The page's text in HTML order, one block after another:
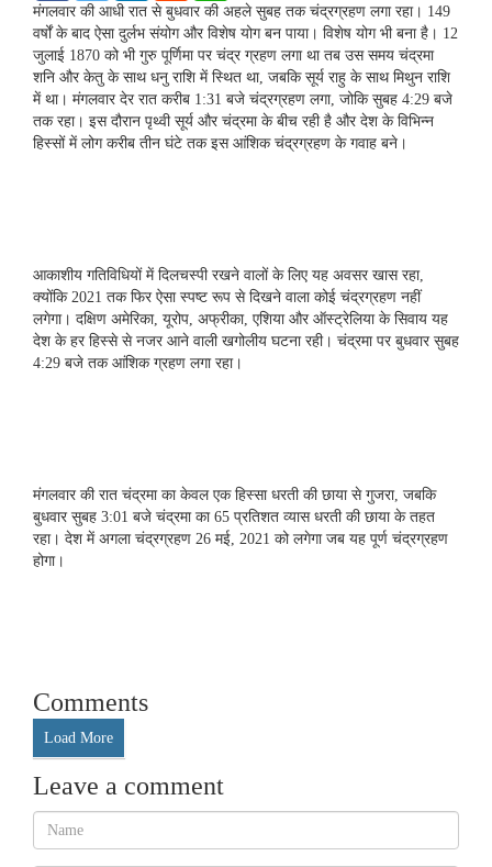
c
e
o
o
k
i
t
t
e
r
n
k
d
I
n
d
d
t
a
t
A
p
p
मंगलवार की आधी रात से बुधवार की अहले सुबह तक चंद्रग्रहण लगा रहा। 149
वर्षों के बाद ऐसा दुर्लभ संयोग और विशेष योग बन पाया। विशेष योग भी बना है। 12
जुलाई 1870 को भी गुरु पूर्णिमा पर चंद्र ग्रहण लगा था तब उस समय चंद्रमा
शनि और केतु के साथ धनु राशि में स्थित था, जबकि सूर्य राहु के साथ मिथुन राशि
में था। मंगलवार देर रात करीब 1:31 बजे चंद्रग्रहण लगा, जोकि सुबह 4:29 बजे
तक रहा। इस दौरान पृथ्वी सूर्य और चंद्रमा के बीच रही है और देश के विभिन्न
हिस्सों में लोग करीब तीन घंटे तक इस आंशिक चंद्रग्रहण के गवाह बने।
आकाशीय गतिविधियों में दिलचस्पी रखने वालों के लिए यह अवसर खास रहा,
क्योंकि 2021 तक फिर ऐसा स्पष्ट रूप से दिखने वाला कोई चंद्रग्रहण नहीं
लगेगा। दक्षिण अमेरिका, यूरोप, अफ्रीका, एशिया और ऑस्ट्रेलिया के सिवाय यह
देश के हर हिस्से से नजर आने वाली खगोलीय घटना रही। चंद्रमा पर बुधवार सुबह
4:29 बजे तक आंशिक ग्रहण लगा रहा।
मंगलवार की रात चंद्रमा का केवल एक हिस्सा धरती की छाया से गुजरा, जबकि
बुधवार सुबह 3:01 बजे चंद्रमा का 65 प्रतिशत व्यास धरती की छाया के तहत
रहा। देश में अगला चंद्रग्रहण 26 मई, 2021 को लगेगा जब यह पूर्ण चंद्रग्रहण
होगा।
Comments
Load More
Leave a comment